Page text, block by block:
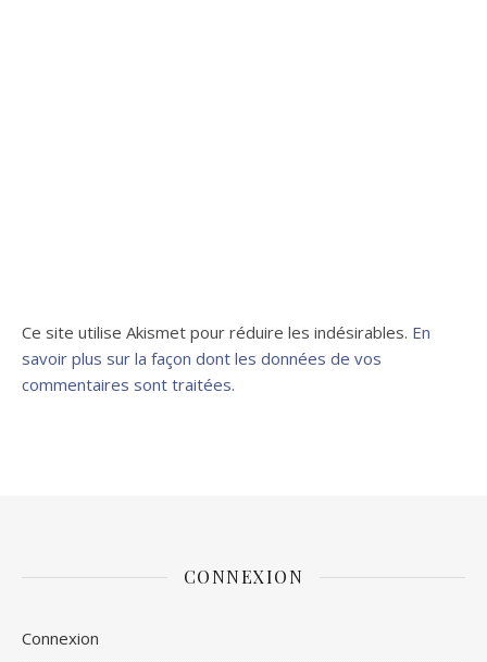
Ce site utilise Akismet pour réduire les indésirables. En
savoir plus sur la façon dont les données de vos
commentaires sont traitées.
CONNEXION
Connexion